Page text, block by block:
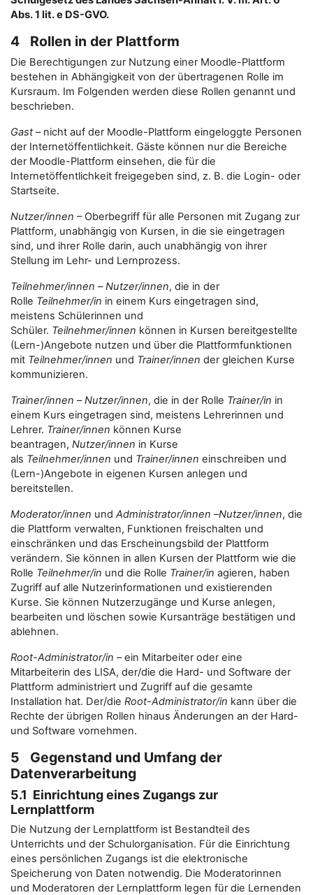
Abs. 1 lit. e DS-GVO.
4 Rollen in der Plattform
Die Berechtigungen zur Nutzung einer Moodle-Plattform
bestehen in Abhängigkeit von der übertragenen Rolle im
Kursraum. Im Folgenden werden diese Rollen genannt und
beschrieben.
Gast– nicht auf der Moodle-Plattform eingeloggte Personen
der Internetöffentlichkeit. Gäste können nur die Bereiche
der Moodle-Plattform einsehen, die für die
Internetöffentlichkeit freigegeben sind, z. B. die Login- oder
Startseite.
Nutzer/innen – Oberbegriff für alle Personen mit Zugang zur
Plattform, unabhängig von Kursen, in die sie eingetragen
sind, und ihrer Rolle darin, auch unabhängig von ihrer
Stellung im Lehr- und Lernprozess.
Teilnehmer/innen –Nutzer/innen, die in der
Rolle Teilnehmer/in in einem Kurs eingetragen sind,
meistens Schülerinnen und
Schüler. Teilnehmer/innen können in Kursen bereitgestellte
(Lern-)Angebote nutzen und über die Plattformfunktionen
mit Teilnehmer/innen und Trainer/innen der gleichen Kurse
kommunizieren.
Trainer/innen –Nutzer/innen, die in der Rolle Trainer/in in
einem Kurs eingetragen sind, meistens Lehrerinnen und
Lehrer. Trainer/innen können Kurse
beantragen, Nutzer/innen in Kurse
als Teilnehmer/innen und Trainer/innen einschreiben und
(Lern-)Angebote in eigenen Kursen anlegen und
bereitstellen.
Moderator/innen und Administrator/innen –Nutzer/innen, die
die Plattform verwalten, Funktionen freischalten und
einschränken und das Erscheinungsbild der Plattform
verändern. Sie können in allen Kursen der Plattform wie die
Rolle Teilnehmer/in und die Rolle Trainer/in agieren, haben
Zugriff auf alle Nutzerinformationen und existierenden
Kurse. Sie können Nutzerzugänge und Kurse anlegen,
bearbeiten und löschen sowie Kursanträge bestätigen und
ablehnen.
Root-Administrator/in – ein Mitarbeiter oder eine
Mitarbeiterin des LISA, der/die die Hard- und Software der
Plattform administriert und Zugriff auf die gesamte
Installation hat. Der/die Root-Administrator/in kann über die
Rechte der übrigen Rollen hinaus Änderungen an der Hard-
und Software vornehmen.
5 Gegenstand und Umfang der
Datenverarbeitung
5.1 Einrichtung eines Zugangs zur
Lernplattform
Die Nutzung der Lernplattform ist Bestandteil des
Unterrichts und der Schulorganisation. Für die Einrichtung
eines persönlichen Zugangs ist die elektronische
Speicherung von Daten notwendig. Die Moderatorinnen
und Moderatoren der Lernplattform legen für die Lernenden